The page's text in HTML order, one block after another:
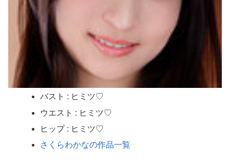
バスト : ヒミツ♡
ウエスト : ヒミツ♡
ヒップ : ヒミツ♡
さくらわかなの作品一覧